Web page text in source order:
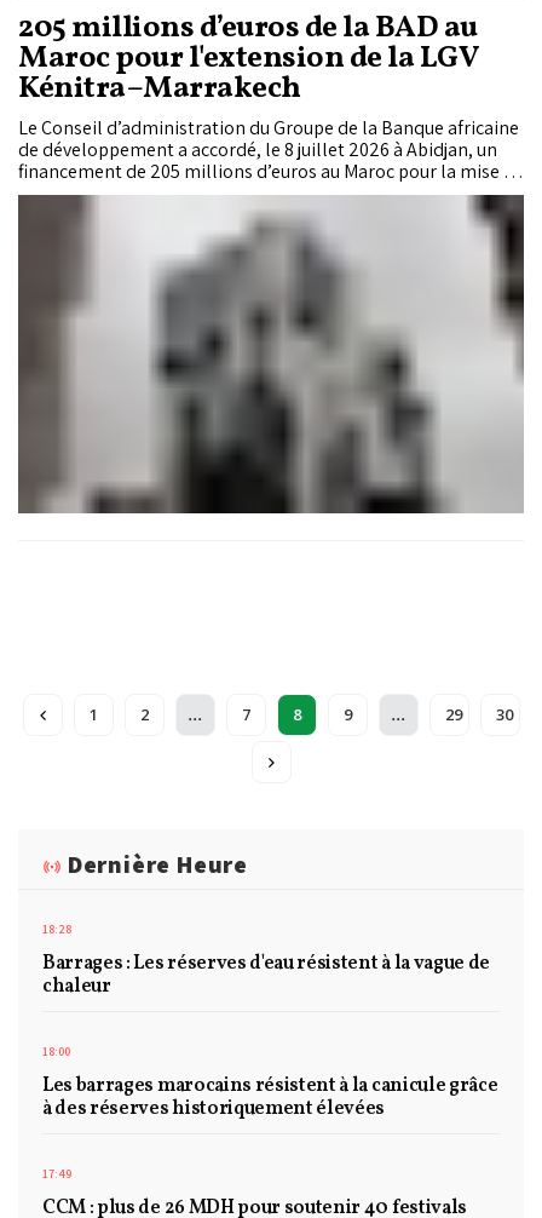
205 millions d’euros de la BAD au
Maroc pour l'extension de la LGV
Kénitra–Marrakech
Le Conseil d’administration du Groupe de la Banque africaine
de développement a accordé, le 8 juillet 2026 à Abidjan, un
financement de 205 millions d’euros au Maroc pour la mise en
œuvre du Projet d’appui au développement des
infrastructures ferroviaires (PADIF).
1 2 ... 7 8 9 ... 29 30
Dernière Heure
18:28
Barrages : Les réserves d'eau résistent à la vague de
chaleur
18:00
Les barrages marocains résistent à la canicule grâce
à des réserves historiquement élevées
17:49
CCM : plus de 26 MDH pour soutenir 40 festivals